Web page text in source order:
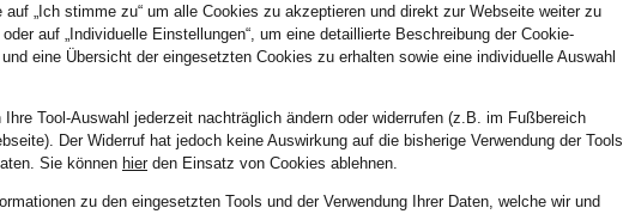
CHF 349
auf „Ich stimme zu“ um alle Cookies zu akzeptieren und direkt zur Webseite weiter zu
auf „Individuelle Einstellungen“, um eine detaillierte Beschreibung der Cookie-
eine Übersicht der eingesetzten Cookies zu erhalten sowie eine individuelle Auswahl
Ihre Tool-Auswahl jederzeit nachträglich ändern oder widerrufen (z.B. im Fußbereich
Der Widerruf hat jedoch keine Auswirkung auf die bisherige Verwendung der Tools
Sie können hierden Einsatz von Cookies ablehnen.
zu den eingesetzten Tools und der Verwendung Ihrer Daten, welche wir und